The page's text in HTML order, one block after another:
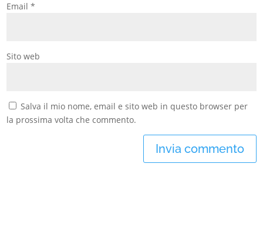
Email*
Sito web
Salva il mio nome, email e sito web in questo browser per
la prossima volta che commento.